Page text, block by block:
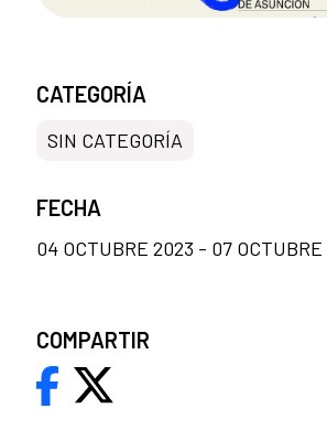
CATEGORÍA
SIN CATEGORÍA
FECHA
04 OCTUBRE 2023 - 07 OCTUBRE
COMPARTIR